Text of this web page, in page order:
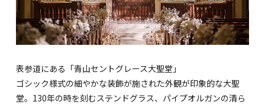
表参道にある「青山セントグレース大聖堂」
ゴシック様式の細やかな装飾が施された外観が印象的な大聖
堂。130年の時を刻むステンドグラス、パイプオルガンの清ら